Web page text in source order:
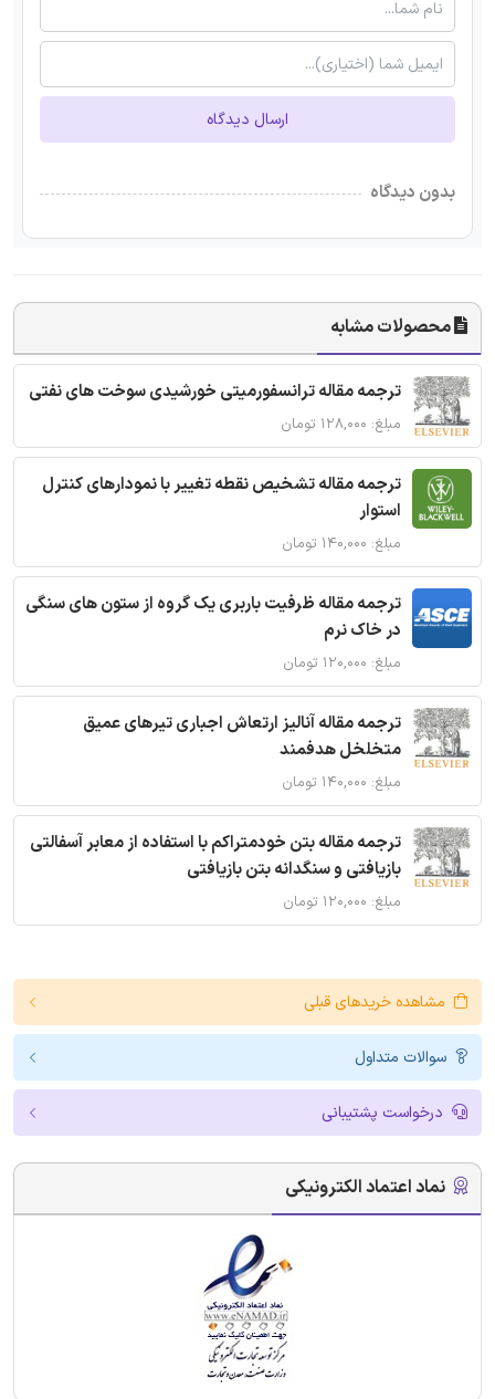
ارسال دیدگاه
بدون دیدگاه
محصولات مشابه
ترجمه مقاله ترانسفورمیتی خورشیدی سوخت های نفتی
مبلغ: ۱۲۸,۰۰۰ تومان
ترجمه مقاله تشخیص نقطه تغییر با نمودارهای کنترل
استوار
مبلغ: ۱۴۰,۰۰۰ تومان
ترجمه مقاله ظرفیت باربری یک گروه از ستون های سنگی
در خاک نرم
مبلغ: ۱۲۰,۰۰۰ تومان
ترجمه مقاله آنالیز ارتعاش اجباری تیرهای عمیق
متخلخل هدفمند
مبلغ: ۱۴۰,۰۰۰ تومان
ترجمه مقاله بتن خودمتراکم با استفاده از معابر آسفالتی
بازیافتی و سنگدانه بتن بازیافتی
مبلغ: ۱۲۰,۰۰۰ تومان
مشاهده خریدهای قبلی
سوالات متداول
درخواست پشتیبانی
نماد اعتماد الکترونیکی